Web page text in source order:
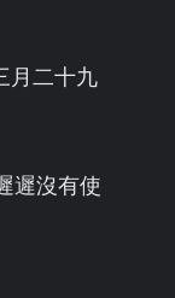
月二十九
遲沒有使